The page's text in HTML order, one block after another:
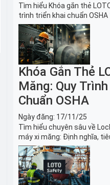
Tìm hiểu Khóa gắn thẻ
trình triển khai chuẩn
robot, băng tải sản xuất ô tô
Khóa Gắn Thẻ
Măng: Quy
Chuẩn OSHA
Ngày đăng: 17/11/25
Tìm hiểu chuyên sâu về
máy xi măng: Định nghĩa,
và danh sách thiết bị LOTO
nung, máy nghiền an toàn.